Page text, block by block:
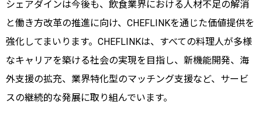
シェアダインは今後も、飲食業界における人材不足の解消
と働き方改革の推進に向け、CHEFLINKを通じた価値提供を
強化してまいります。CHEFLINKは、すべての料理人が多様
なキャリアを築ける社会の実現を目指し、新機能開発、海
外支援の拡充、業界特化型のマッチング支援など、サービ
スの継続的な発展に取り組んでいます。